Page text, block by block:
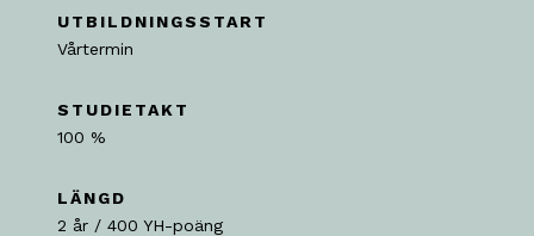
UTBILDNINGSSTART
Vårtermin
STUDIETAKT
100 %
LÄNGD
2 år / 400 YH-poäng